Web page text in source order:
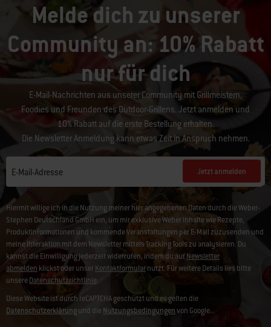
Melde dich zu unserer
Community an: 10% Rabatt
nur für dich
E-Mail-Nachrichten aus unserer Community mit Grillmeistern,
Foodies und Freunden des Outdoor-Grillens. Jetzt anmelden und
10% Rabatt auf die erste Bestellung erhalten.
Die Newsletter Anmeldung kann etwas Zeit in Anspruch nehmen.
E-Mail-Adresse Jetzt anmelden
Hiermit willige ich in die Nutzung meiner hier angegebenen Daten durch die Weber-
Stephen Deutschland GmbH ein, um mir exklusive Weber Inhalte wie Rezepte,
Produktinformationen und kommende Veranstaltungen per E-Mail zuzusenden und
meine Interaktion mit dem Newsletter mittels Tracking Tools zu analysieren. Du
kannst die Einwilligung jederzeit widerrufen, indem du aufNewsletter
abmelden klickst oder unserKontaktformularnutzt. Für weitere Details lies bitte
unsereDatenschutzrichtlinie.
Diese Website ist durch reCAPTCHA geschützt und es gelten die
Datenschutzerklärungund dieNutzungsbedingungenvon Google.